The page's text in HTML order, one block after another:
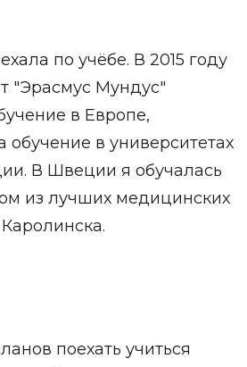
по учёбе. В 2015 году
"Эрасмус Мундус"
в Европе,
обучение в университетах
В Швеции я обучалась
из лучших медицинских
поехать учиться